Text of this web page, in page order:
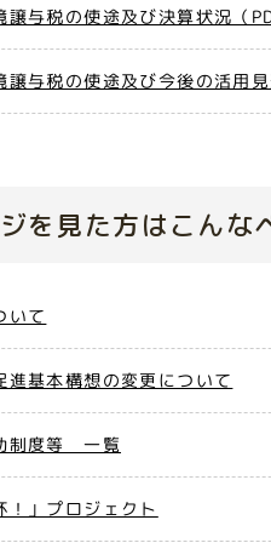
与税の使途及び決算状況（
与税の使途及び今後の活用
を見た方はこんな
いて
進基本構想の変更について
制度等 一覧
！」プロジェクト